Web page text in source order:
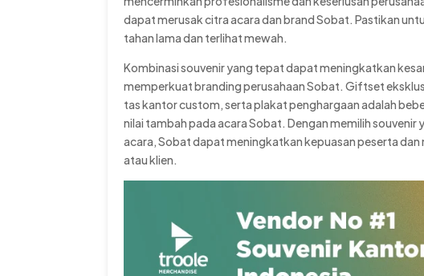
dapat merusak citra acara dan brand Sobat. Pastikan
tahan lama dan terlihat mewah.
Kombinasi souvenir yang tepat dapat meningkatkan
memperkuat branding perusahaan Sobat. Giftset
tas kantor custom, serta plakat penghargaan adalah
nilai tambah pada acara Sobat. Dengan memilih
acara, Sobat dapat meningkatkan kepuasan peserta
atau klien.